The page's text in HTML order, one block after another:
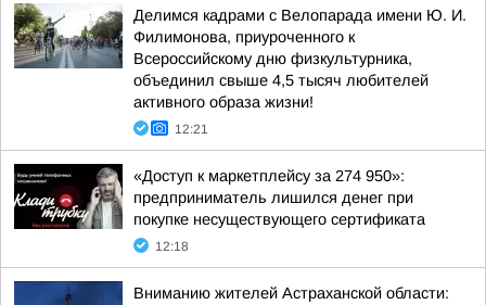
Делимся кадрами с Велопарада имени Ю. И.
Филимонова, приуроченного к
Всероссийскому дню физкультурника,
объединил свыше 4,5 тысяч любителей
активного образа жизни!
12:21
«Доступ к маркетплейсу за 274 950»:
предприниматель лишился денег при
покупке несуществующего сертификата
12:18
Вниманию жителей Астраханской области: